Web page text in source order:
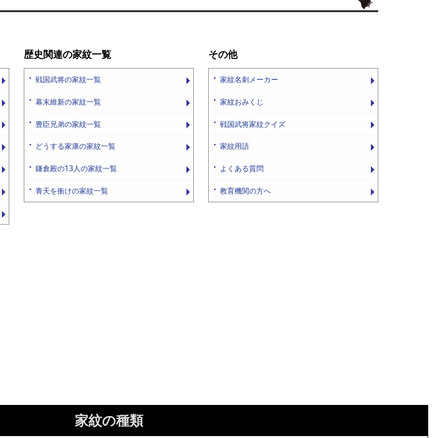
歴史関連の家紋一覧
戦国武将の家紋一覧
幕末維新の家紋一覧
豊臣兄弟の家紋一覧
どうする家康の家紋一覧
鎌倉殿の13人の家紋一覧
青天を衝けの家紋一覧
その他
家紋名刺メーカー
家紋おみくじ
戦国武将家紋クイズ
家紋用語
よくある質問
教育機関の方へ
家紋の種類